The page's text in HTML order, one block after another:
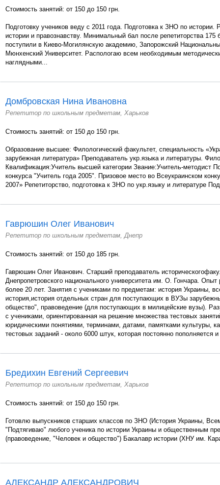
Стоимость занятий: от 150 до 150 грн.
Подготовку учеников веду с 2011 года. Подготовка к ЗНО по истории.
истории и правознавству. Минимальный бал после репетиторства 175
поступили в Киево-Могилянскую академию, Запорожский
Мюнхенский Университет. Распологаю всем необходимым
наглядными...
Домбровская Нина Ивановна
Репетитор по школьным предметам, Харьков
Стоимость занятий: от 150 до 150 грн.
Образование высшее: Филологический факультет, специальность
зарубежная литература» Преподаватель укр.языка и литературы.
Квалификация:Учитель высшей категории Звание:Учитель-методист
конкурса "Учитель года 2005". Призовое место во Всеукраинском
2007» Репетиторство, подготовка к ЗНО по укр.языку и литературе
Гаврюшин Олег Иванович
Репетитор по школьным предметам, Днепр
Стоимость занятий: от 150 до 185 грн.
Гаврюшин Олег Иванович. Старший преподаватель
Днепропетровского национального университета им. О. Гончара. Опыт
более 20 лет. Занятия с учениками по предметам: история Украины,
история,история отдельных стран для поступающих в ВУЗы
общество", правоведение (для поступающих в милицейские вузы).
с учениками, ориентированная на решение множества тестовых
юридическими понятиями, терминами, датами, памятками культуры,
тестовых заданий - около 6000 штук, которая постоянно пополняется
Бредихин Евгений Сергеевич
Репетитор по школьным предметам, Харьков
Стоимость занятий: от 150 до 150 грн.
Готовлю выпускников старших классов по ЗНО (История Украины,
"Подтягиваю" любого ученика по истории Украины и общественным
(правоведение, "Человек и общество") Бакалавр истории (ХНУ им.
АЛЕКСАНДР АЛЕКСАНДРОВИЧ